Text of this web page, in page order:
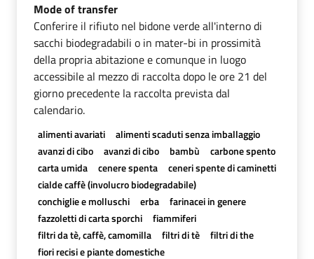
Mode of transfer
Conferire il rifiuto nel bidone verde all'interno di
sacchi biodegradabili o in mater-bi in prossimità
della propria abitazione e comunque in luogo
accessibile al mezzo di raccolta dopo le ore 21 del
giorno precedente la raccolta prevista dal
calendario.
alimenti avariati
alimenti scaduti senza imballaggio
avanzi di cibo
avanzi di cibo bambù
carbone spento
carta umida
cenere spenta
ceneri spente di caminetti
cialde caffè (involucro biodegradabile)
conchiglie e molluschi
erba
farinacei in genere
fazzoletti di carta sporchi
fiammiferi
filtri da tè, caffè, camomilla
filtri di tè
filtri di the
fiori recisi e piante domestiche